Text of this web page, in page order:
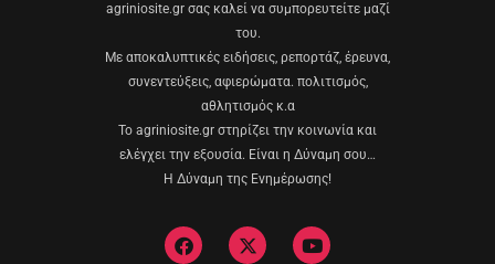
agriniosite.gr σας καλεί να συμπορευτείτε μαζί
του.
Με αποκαλυπτικές ειδήσεις, ρεπορτάζ, έρευνα,
συνεντεύξεις, αφιερώματα. πολιτισμός,
αθλητισμός κ.α
Το agriniosite.gr στηρίζει την κοινωνία και
ελέγχει την εξουσία. Είναι η Δύναμη σου…
Η Δύναμη της Ενημέρωσης!